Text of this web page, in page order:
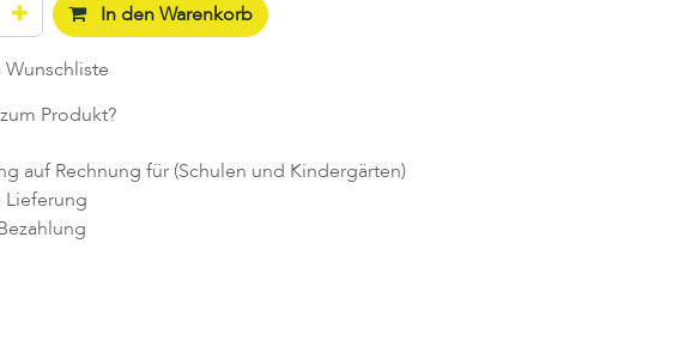
In den Warenkorb
Produkt?
auf Rechnung für (Schulen und Kindergärten)
Lieferung